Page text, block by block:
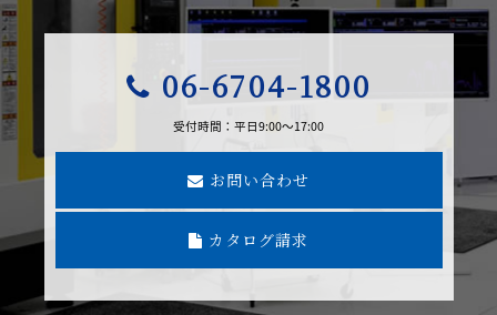
06-6704-1800
受付時間：平日9:00～17:00
お問い合わせ
カタログ請求